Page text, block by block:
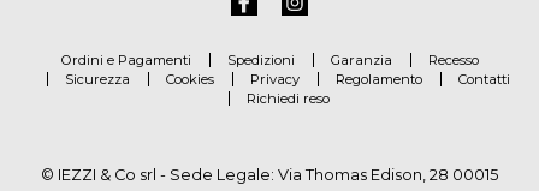
Ordini e Pagamenti Spedizioni Garanzia
Recesso
Sicurezza
Cookies Privacy Regolamento
Contatti
Richiedi reso
© IEZZI & Co srl - Sede Legale: Via Thomas Edison, 28 00015